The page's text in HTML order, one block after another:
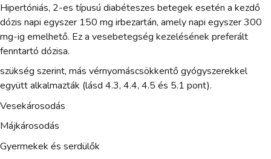
Hipertóniás, 2-es típusú diabéteszes betegek esetén a kezdő
dózis napi egyszer 150 mg irbezartán, amely napi egyszer 300
mg-ig emelhető. Ez a vesebetegség kezelésének preferált
fenntartó dózisa.
szükség szerint, más vérnyomáscsökkentő gyógyszerekkel
együtt alkalmazták (lásd 4.3, 4.4, 4.5 és 5.1 pont).
Vesekárosodás
Májkárosodás
Gyermekek és serdülők